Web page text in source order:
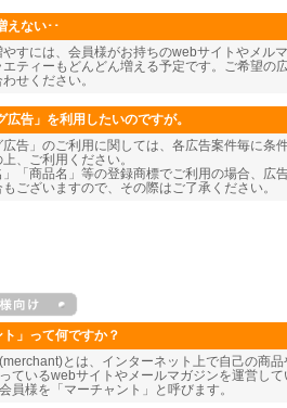
えない･･
やすには、会員様がお持ちのwebサイトやメル
ティーもどんどん増える予定です。ご希望の
せください。
広告」を利用したいのですが。
広告」のご利用に関しては、各広告案件毎に
、ご利用ください。
「商品名」等の登録商標でご利用の場合、広
ございますので、その際はご了承ください。
ト」って何ですか？
とは、インターネット上で自己の商
ているwebサイトやメールマガジンを運営し
員様を「マーチャント」と呼びます。